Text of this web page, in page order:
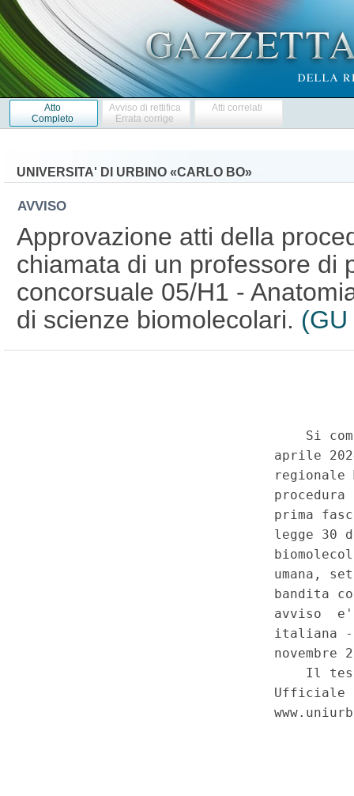
Atto
Completo
Avviso di rettifica
Errata corrige
Atti correlati
UNIVERSITA' DI URBINO «CARLO BO»
AVVISO
Approvazione atti della
chiamata di un professore di
concorsuale 05/H1 -
di scienze biomolecolari.